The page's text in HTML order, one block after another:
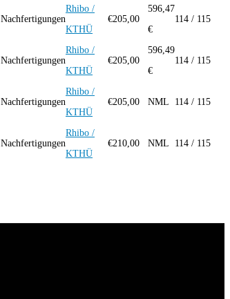
Nachfertigungen
Rhibo /
KTHÜ
€205,00
596,47
€
114 / 115
Nachfertigungen
Rhibo /
KTHÜ
€205,00
596,49
€
114 / 115
Nachfertigungen
Rhibo /
KTHÜ
€205,00 NML 114 / 115
Nachfertigungen
Rhibo /
KTHÜ
€210,00 NML 114 / 115